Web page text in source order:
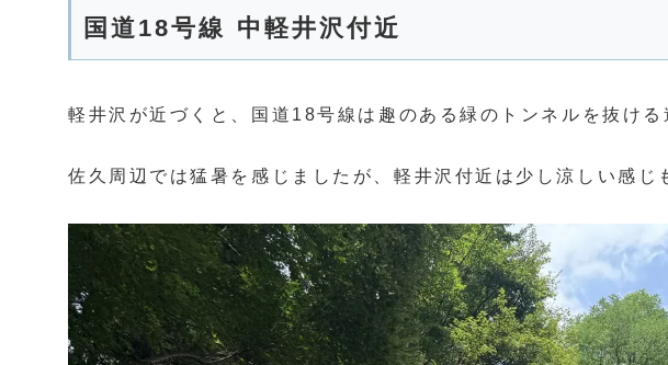
国道18号線 中軽井沢付近
軽井沢が近づくと、国道18号線は趣のある緑のトンネルを抜ける
佐久周辺では猛暑を感じましたが、軽井沢付近は少し涼しい感じ